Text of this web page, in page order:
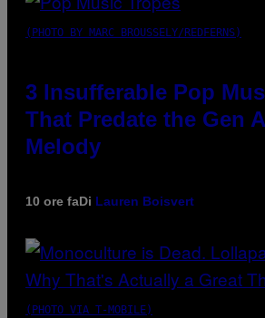
(PHOTO BY MARC BROUSSELY/REDFERNS)
3 Insufferable Pop
That Predate the Gen
Melody
10 ore faDi Lauren Boisvert
(PHOTO VIA T-MOBILE)